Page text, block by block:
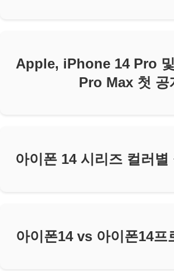
Apple, iPhone 14 Pro
Pro Max 첫 공
아이폰 14 시리즈 컬러별
아이폰14 vs 아이폰14프